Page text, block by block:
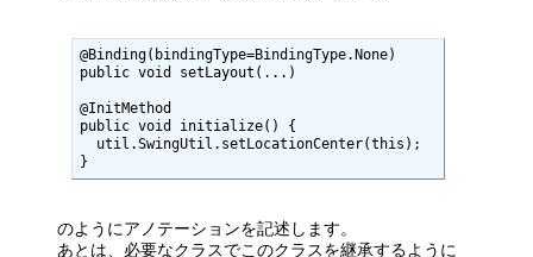
@Binding(bindingType=BindingType.None)
public void setLayout(...)
@InitMethod
public void initialize() {
}
のようにアノテーションを記述します。
あとは、必要なクラスでこのクラスを継承するように